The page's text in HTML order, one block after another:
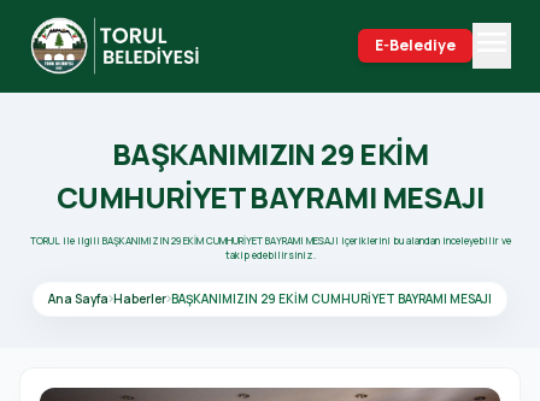
E-Belediye
BAŞKANIMIZIN 29 EKİM
CUMHURİYET BAYRAMI MESAJI
TORUL ile ilgili BAŞKANIMIZIN 29 EKİM CUMHURİYET BAYRAMI MESAJI içeriklerini bu alandan inceleyebilir ve
takip edebilirsiniz.
Ana Sayfa Haberler BAŞKANIMIZIN 29 EKİM CUMHURİYET BAYRAMI MESAJI